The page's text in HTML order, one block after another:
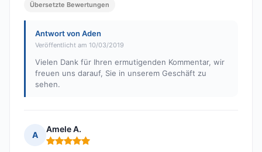
Übersetzte Bewertungen
Antwort von Aden
Veröffentlicht am 10/03/2019
Vielen Dank für Ihren ermutigenden Kommentar, wir
freuen uns darauf, Sie in unserem Geschäft zu
sehen.
A
Amele A.
Hinweis: 5 von 5